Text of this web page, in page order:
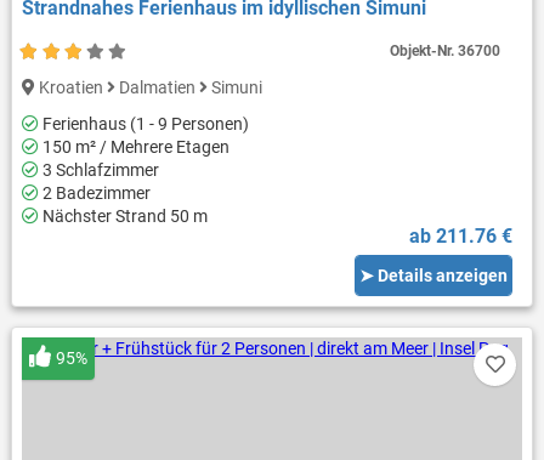
Strandnahes Ferienhaus im idyllischen Simuni
Kroatien Dalmatien
Simuni
Ferienhaus (1 - 9 Personen)
150 m² / Mehrere Etagen
3 Schlafzimmer
2 Badezimmer
Nächster Strand 50 m
ab 211.76 €
➤ Details anzeigen
Objekt-Nr.36700
95%